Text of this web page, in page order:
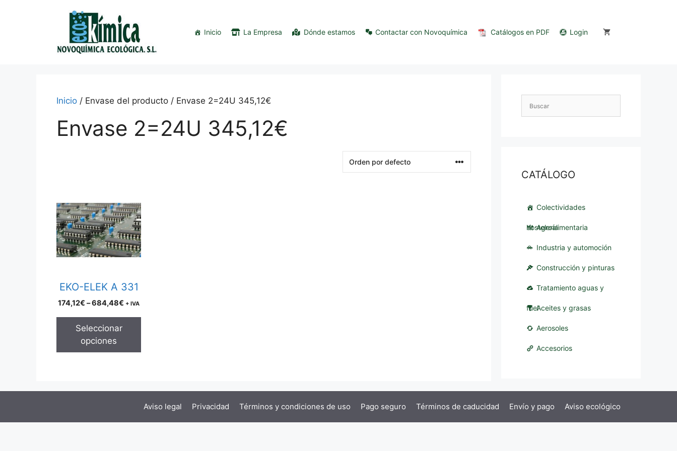
Inicio La Empresa Dónde estamos Contactar con Novoquímica Catálogos en PDF Login
Inicio / Envase del producto / Envase 2=24U 345,12€
Envase 2=24U 345,12€
EKO-ELEK A 331
174,12€ –684,48€ Price
+ IVA
Seleccionar
opciones
product
has
multiple
variants.
The
may
chosen
on
product
CATÁLOGO
Colectividades
hostelería
Agroalimentaria
Industria y automoción
Construcción y pinturas
Tratamiento aguas y
fuelAceites y grasas
Aerosoles
Accesorios
Aviso legal Privacidad Términos y condiciones de uso Pago seguro Términos de caducidad Envío y pago Aviso ecológico